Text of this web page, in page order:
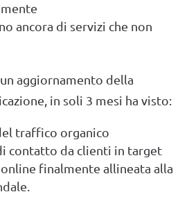
ancora di servizi che non
aggiornamento della
in soli 3 mesi ha visto:
traffico organico
contatto da clienti in target
finalmente allineata alla